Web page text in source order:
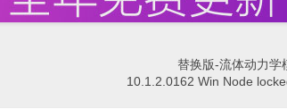
替换版-流体动力学
10.1.2.0162 Win Node